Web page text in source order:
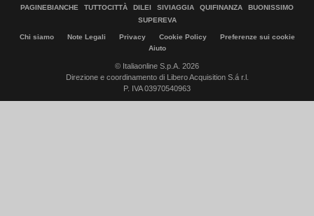
PAGINEBIANCHE
TUTTOCITTÀ DILEI SIVIAGGIA QUIFINANZA
BUONISSIMO
SUPEREVA
Chi siamo Note Legali Privacy Cookie Policy
Preferenze sui cookie
Aiuto
© Italiaonline S.p.A. 2026
Direzione e coordinamento di Libero Acquisition S.á r.l.
P. IVA 03970540963